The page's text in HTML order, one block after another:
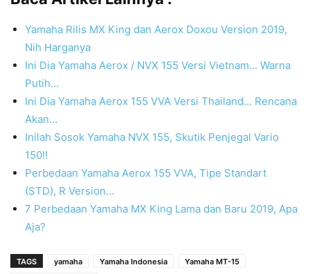
Yamaha Rilis MX King dan Aerox Doxou Version 2019,
Nih Harganya
Ini Dia Yamaha Aerox / NVX 155 Versi Vietnam... Warna
Putih…
Ini Dia Yamaha Aerox 155 VVA Versi Thailand... Rencana
Akan…
Inilah Sosok Yamaha NVX 155, Skutik Penjegal Vario
150!!
Perbedaan Yamaha Aerox 155 VVA, Tipe Standart
(STD), R Version…
7 Perbedaan Yamaha MX King Lama dan Baru 2019, Apa
Aja?
TAGS yamaha Yamaha Indonesia
Yamaha MT-15